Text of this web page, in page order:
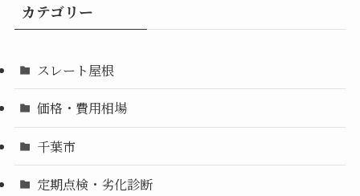
カテゴリー
スレート屋根
価格・費用相場
千葉市
定期点検・劣化診断